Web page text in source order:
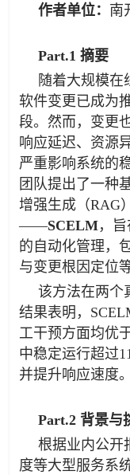
作者单位： 南
Part.1 摘要
随着大规模在
软件变更已成为
段。然而，变更
响应延迟、资源
严重影响系统的
团队提出了一种
增强生成（RAG
——SCELM，旨
的自动化管理，
与变更根因定位
该方法在两个
结果表明，
工干预方面均优
中稳定运行超过
并提升响应速度。
Part.2 背景与
根据业内公开
度等大型服务系